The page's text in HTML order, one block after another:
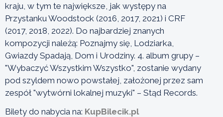
kraju, w tym te największe, jak występy na
Przystanku Woodstock (2016, 2017, 2021) i CRF
(2017, 2018, 2022). Do najbardziej znanych
kompozycji należą: Poznajmy się, Lodziarka,
Gwiazdy Spadają, Dom i Urodziny. 4. album grupy –
"Wybaczyć Wszystkim Wszystko", zostanie wydany
pod szyldem nowo powstałej, założonej przez sam
zespół "wytwórni lokalnej muzyki" – Stąd Records.
Bilety do nabycia na: KupBilecik.pl